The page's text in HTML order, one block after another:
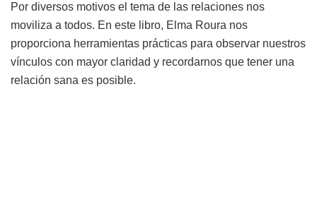
Por diversos motivos el tema de las relaciones nos
moviliza a todos. En este libro, Elma Roura nos
proporciona herramientas prácticas para observar nuestros
vínculos con mayor claridad y recordarnos que tener una
relación sana es posible.